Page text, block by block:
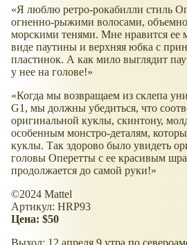
Я люблю ретро-рокабилли стиль
огненно-рыжими волосами,
морскими тенями. Мне нравится ее
виде паутины и верхняя юбка с
пластинок. А как мило выглядит
у нее на голове!
Когда мы возвращаем из склепа
G1, мы должны убедиться, что
оригинальной куклы, скинтону,
особенным монстро-деталям,
куклы. Так здорово было увидеть
головы Оперетты с ее красивым
продолжается до самой руки!
©2024 Mattel
Артикул: HRP93
Цена: $50
Выход: 12 апреля 9 утра по